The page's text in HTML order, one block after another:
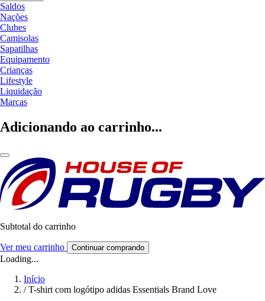
Saldos
Nações
Clubes
Camisolas
Sapatilhas
Equipamento
Crianças
Lifestyle
Liquidação
Marcas
Adicionando ao carrinho...
Subtotal do carrinho
Ver meu carrinho Continuar comprando
Loading...
Início
/ T-shirt com logótipo adidas Essentials Brand Love